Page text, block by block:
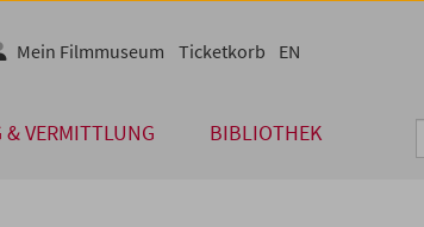
& VERMITTLUNG BIBLIOTHEK
Mein Filmmuseum Ticketkorb EN